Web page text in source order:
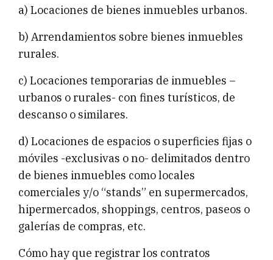
a) Locaciones de bienes inmuebles urbanos.
b) Arrendamientos sobre bienes inmuebles
rurales.
c) Locaciones temporarias de inmuebles –
urbanos o rurales- con fines turísticos, de
descanso o similares.
d) Locaciones de espacios o superficies fijas o
móviles -exclusivas o no- delimitados dentro
de bienes inmuebles como locales
comerciales y/o “stands” en supermercados,
hipermercados, shoppings, centros, paseos o
galerías de compras, etc.
Cómo hay que registrar los contratos